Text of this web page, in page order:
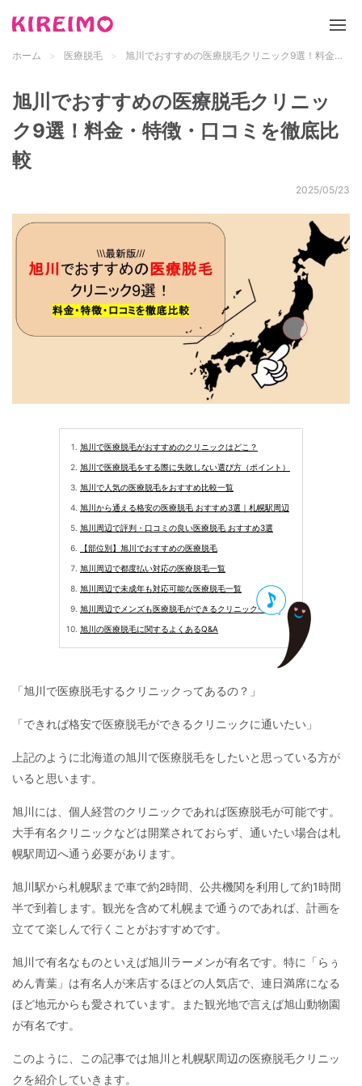
脱毛サロン
医療脱毛
メンズ脱毛
ホーム 医療脱毛 旭川でおすすめの医療脱毛クリニック9選！料金・特徴・口コミを徹底比較
旭川でおすすめの医療脱毛クリニッ
ク9選！料金・特徴・口コミを徹底比
較
2025/05/23
旭川で医療脱毛がおすすめのクリニックはどこ？
旭川で医療脱毛をする際に失敗しない選び方（ポイント）
旭川で人気の医療脱毛をおすすめ比較一覧
旭川から通える格安の医療脱毛 おすすめ3選｜札幌駅周辺
旭川周辺で評判・口コミの良い医療脱毛 おすすめ3選
【部位別】旭川でおすすめの医療脱毛
旭川周辺で都度払い対応の医療脱毛一覧
旭川周辺で未成年も対応可能な医療脱毛一覧
旭川周辺でメンズも医療脱毛ができるクリニック一覧
旭川の医療脱毛に関するよくあるQ&A
「旭川で医療脱毛するクリニックってあるの？」
「できれば格安で医療脱毛ができるクリニックに通いたい」
上記のように北海道の旭川で医療脱毛をしたいと思っている方が
いると思います。
旭川には、個人経営のクリニックであれば医療脱毛が可能です。
大手有名クリニックなどは開業されておらず、通いたい場合は札
幌駅周辺へ通う必要があります。
旭川駅から札幌駅まで車で約2時間、公共機関を利用して約1時間
半で到着します。観光を含めて札幌まで通うのであれば、計画を
立てて楽しんで行くことがおすすめです。
旭川で有名なものといえば旭川ラーメンが有名です。特に「らぅ
めん青葉」は有名人が来店するほどの人気店で、連日満席になる
ほど地元からも愛されています。また観光地で言えば旭山動物園
が有名です。
このように、この記事では旭川と札幌駅周辺の医療脱毛クリニッ
クを紹介していきます。